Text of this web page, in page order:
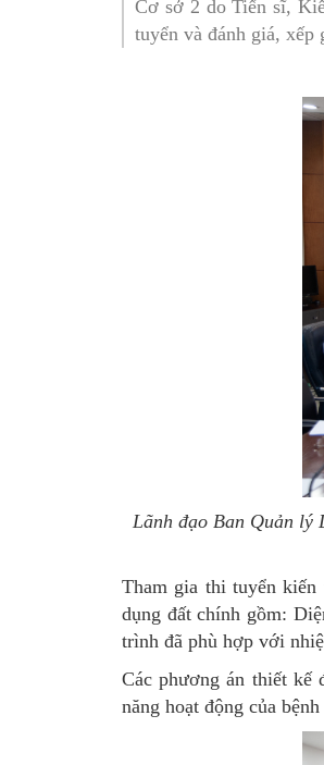
Cơ sở 2 do Tiến sĩ,
tuyển và đánh giá,
Lãnh đạo Ban Quản lý
Tham gia thi tuyển
dụng đất chính gồm:
trình đã phù hợp với
Các phương án thiết kế
năng hoạt động của